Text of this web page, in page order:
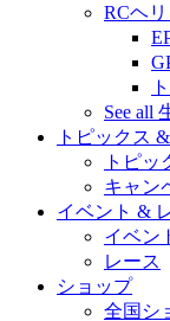
RCヘ
See all
トピックス
トピッ
キャン
イベント &
イベン
レース
ショップ
全国シ